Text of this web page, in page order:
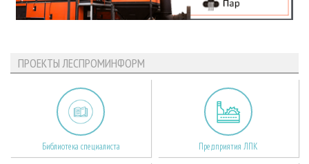
ПРОЕКТЫ ЛЕСПРОМИНФОРМ
Библиотека специалиста Предприятия ЛПК